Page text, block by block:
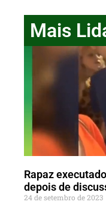
Mais
Rapaz
depois de
24 de setembro de 2023